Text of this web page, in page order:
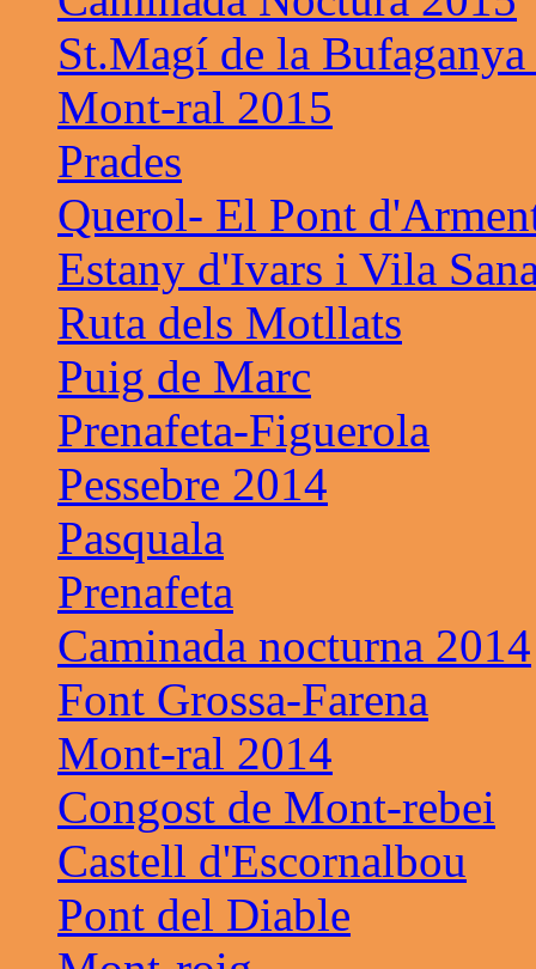
St.Magí de la
Mont-ral 2015
Prades
Querol- El Pont
Estany d'Ivars i Vila
Ruta dels Motllats
Puig de Marc
Prenafeta-Figuerola
Pessebre 2014
Pasquala
Prenafeta
Caminada nocturna 2014
Font Grossa-Farena
Mont-ral 2014
Congost de Mont-rebei
Castell d'Escornalbou
Pont del Diable